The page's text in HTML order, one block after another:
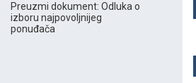
Preuzmi dokument: Odluka o
izboru najpovoljnijeg
ponuđača